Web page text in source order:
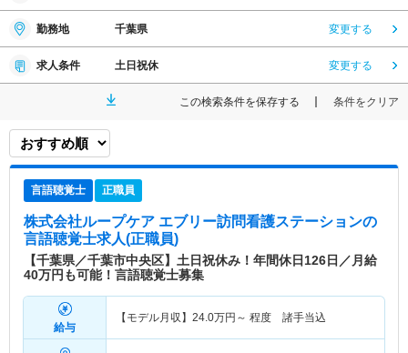
勤務地 千葉県 変更する
求人条件 土日祝休 変更する
この検索条件を保存する 条件をクリア
言語聴覚士 正職員
株式会社ループケア エブリー訪問看護ステーションの
言語聴覚士求人(正職員)
【千葉県／千葉市中央区】土日祝休み！年間休日126日／月給
40万円も可能！言語聴覚士募集
給与
【モデル月収】 24.0万円～ 程度 諸手当込